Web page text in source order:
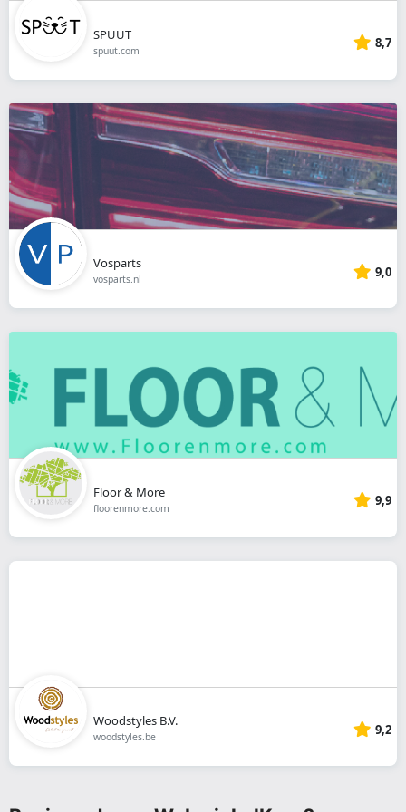
SPUUT
spuut.com 8,7
Vosparts
vosparts.nl 9,0
Floor & More
floorenmore.com 9,9
Woodstyles B.V.
woodstyles.be 9,2